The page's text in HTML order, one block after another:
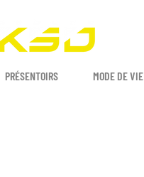
PRÉSENTOIRS MODE DE VIE